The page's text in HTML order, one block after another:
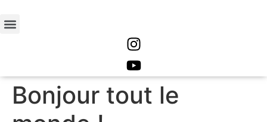
Bonjour tout le